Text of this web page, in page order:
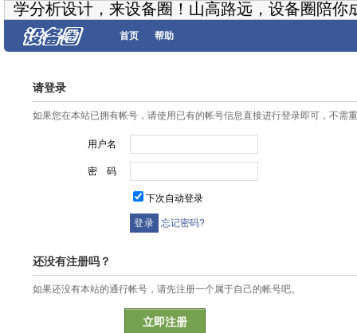
学分析设计，来设备圈！山高路远，设备圈陪你
首页 帮助
请登录
如果您在本站已拥有帐号，请使用已有的帐号信息直接进行登录即可，不需
用户名
密 码
下次自动登录
忘记密码?
还没有注册吗？
如果还没有本站的通行帐号，请先注册一个属于自己的帐号吧。
立即注册